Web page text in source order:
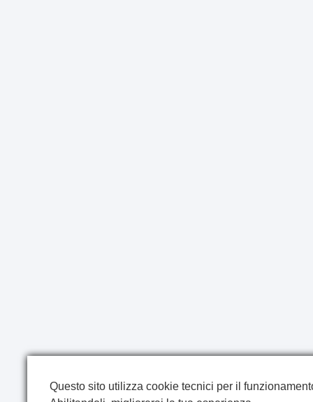
Questo sito utilizza cookie tecnici per il